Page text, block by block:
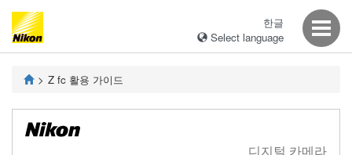
한글
Select language
Z fc 활용 가이드
디지털 카메라